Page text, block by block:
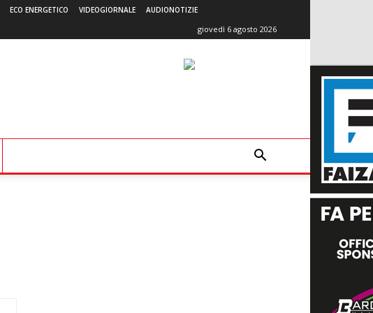
ECO ENERGETICO VIDEOGIORNALE AUDIONOTIZIE
giovedì 6 agosto 2026